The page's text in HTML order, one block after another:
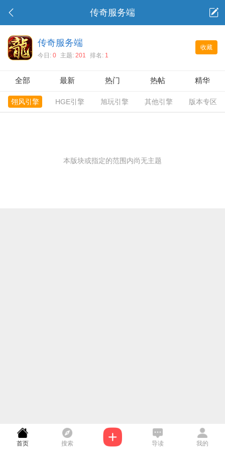
传奇服务端
收藏
传奇服务端
今日: 0 主题: 201 排名: 1
全部 最新 热门 热帖 精华
翎风引擎 HGE引擎 旭玩引擎 其他引擎 版本专区
本版块或指定的范围内尚无主题
首页 搜索 导读 我的